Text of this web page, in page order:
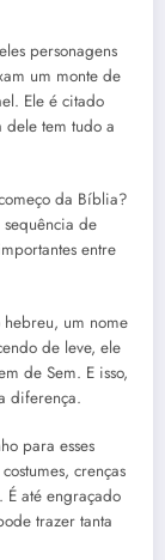
personagens
um monte de
Ele é citado
dele tem tudo a
da Bíblia?
de
entre
um nome
de leve, ele
de Sem. E isso,
diferença.
para esses
crenças
até engraçado
trazer tanta